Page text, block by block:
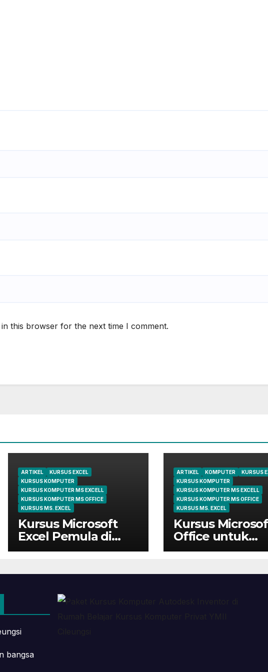
this browser for the next time I comment.
ARTIKEL
KURSUS EXCEL
KURSUS KOMPUTER
KURSUS KOMPUTER MS EXCELL
KURSUS KOMPUTER MS OFFICE
KURSUS MS. EXCEL
Kursus Microsoft
Excel Pemula di
Cileungsi | Belajar
Mahir
ARTIKEL KOMPUTER
KURSUS
KURSUS KOMPUTER
KURSUS KOMPUTER MS EXCELL
KURSUS KOMPUTER MS OFFICE
KURSUS MS. EXCEL
Kursus
Office untuk
Administrasi
Cileungsi
bangsa